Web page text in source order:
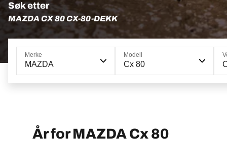
Søk etter
MAZDA CX 80 CX-80-DEKK
Merke
MAZDA
Modell
Cx 80
År for MAZDA Cx 80